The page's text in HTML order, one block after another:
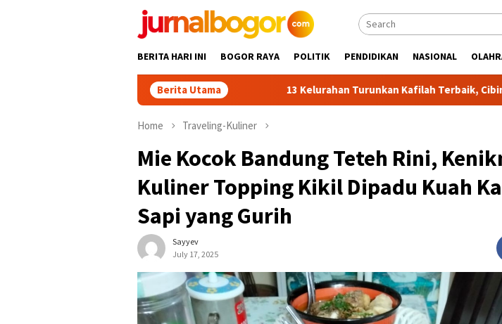
BERITA HARI INI BOGOR RAYA POLITIK PENDIDIKAN NASIONAL
Berita Utama13 Kelurahan Turunkan Kafilah Terbaik, Cibinong Bidik Juara
Home Traveling-Kuliner
Mie Kocok Bandung Teteh Rini,
Kuliner Topping Kikil Dipadu Kuah
Sapi yang Gurih
Sayyev
July 17, 2025